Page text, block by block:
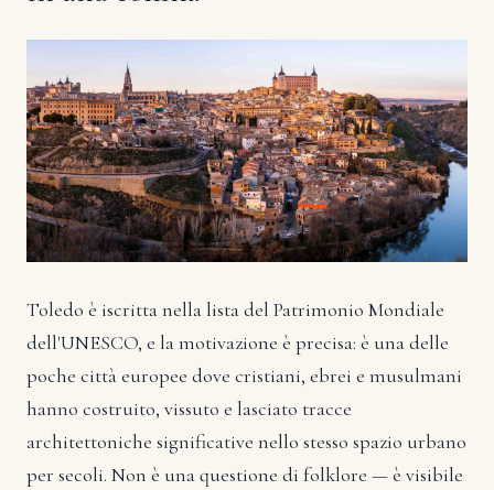
Toledo è iscritta nella lista del Patrimonio Mondiale
dell'UNESCO, e la motivazione è precisa: è una delle
poche città europee dove cristiani, ebrei e musulmani
hanno costruito, vissuto e lasciato tracce
architettoniche significative nello stesso spazio urbano
per secoli. Non è una questione di folklore — è visibile